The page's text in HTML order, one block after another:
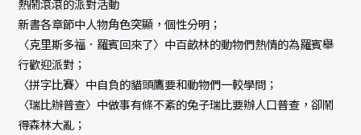
熱鬧滾滾的派對活動
新書各章節中人物角色突顯，個性分明；
〈克里斯多福．羅賓回來了〉中百畝林的動物們熱情的為羅賓舉
行歡迎派對；
〈拼字比賽〉中自負的貓頭鷹要和動物們一較學問；
〈瑞比辦普查〉中做事有條不紊的兔子瑞比要辦人口普查，卻鬧
得森林大亂；